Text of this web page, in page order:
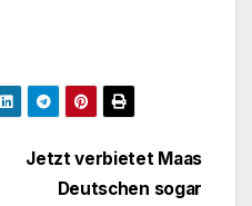
Jetzt verbietet Maas
Deutschen sogar